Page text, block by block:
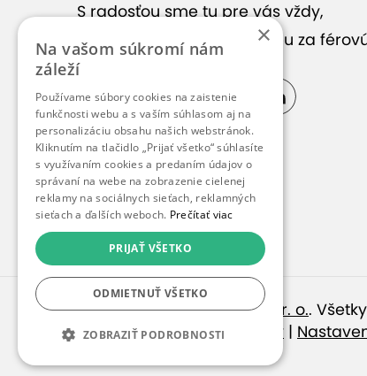
Kontakt
S radosťou sme tu pre vás vždy,
keď hľadáte správnu službu za
© 2010 – 2026inspirago s. r. o..
Ochrana osobných údajov |
×
Na vašom súkromí nám
záleží
Používame súbory cookies na zaistenie
funkčnosti webu a s vaším súhlasom aj na
personalizáciu obsahu našich webstránok.
Kliknutím na tlačidlo „Prijať všetko“ súhlasíte
s využívaním cookies a predaním údajov o
správaní na webe na zobrazenie cielenej
reklamy na sociálnych sieťach, reklamných
sieťach a ďalších weboch. Prečítať viac
PRIJAŤ VŠETKO
ODMIETNUŤ VŠETKO
ZOBRAZIŤ PODROBNOSTI